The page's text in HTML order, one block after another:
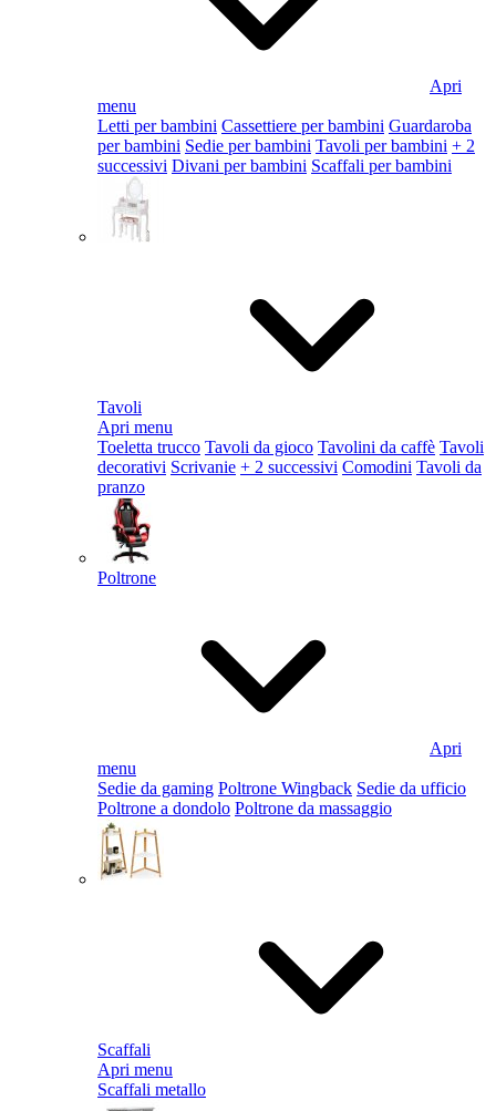
Apri
menu
Letti per bambini Cassettiere per bambini Guardaroba
per bambini Sedie per bambini Tavoli per bambini + 2
successivi Divani per bambini Scaffali per bambini
Tavoli
Apri menu
Toeletta trucco Tavoli da gioco Tavolini da caffè Tavoli
decorativi Scrivanie + 2 successivi Comodini Tavoli da
pranzo
Poltrone
Apri
menu
Sedie da gaming Poltrone Wingback Sedie da ufficio
Poltrone a dondolo Poltrone da massaggio
Scaffali
Apri menu
Scaffali metallo